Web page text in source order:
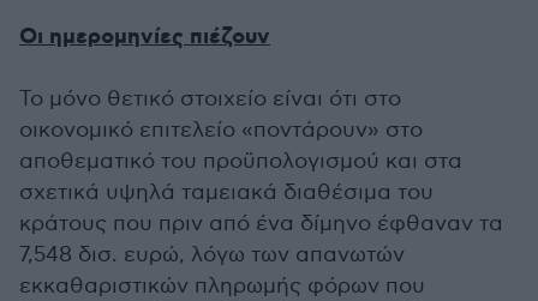
Οι ημερομηνίες πιέζουν
Το μόνο θετικό στοιχείο είναι ότι στο
οικονομικό επιτελείο «ποντάρουν» στο
αποθεματικό του προϋπολογισμού και στα
σχετικά υψηλά ταμειακά διαθέσιμα του
κράτους που πριν από ένα δίμηνο έφθαναν τα
7,548 δισ. ευρώ, λόγω των απανωτών
εκκαθαριστικών πληρωμής φόρων που